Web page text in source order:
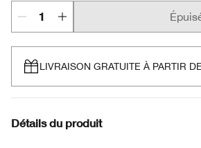
LIVRAISON GRATUITE À PARTIR
Détails du produit